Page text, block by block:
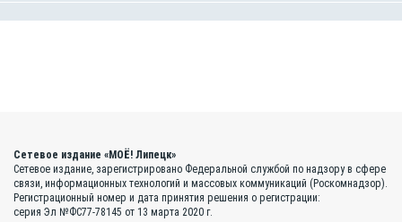
Сетевое издание «МОЁ! Липецк»
Сетевое издание, зарегистрировано Федеральной службой по надзору в сфере
связи, информационных технологий и массовых коммуникаций (Роскомнадзор).
Регистрационный номер и дата принятия решения о регистрации:
серия Эл №ФС77-78145 от 13 марта 2020 г.